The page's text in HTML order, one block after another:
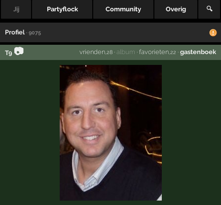
Jij Partyflock Community Overig 🔍
Profiel · 9075
T9 📷 vrienden,28· album · favorieten,22 · gastenboek